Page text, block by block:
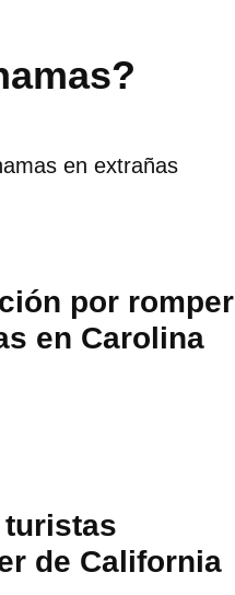
en extrañas
por romper
en Carolina
turistas
de California